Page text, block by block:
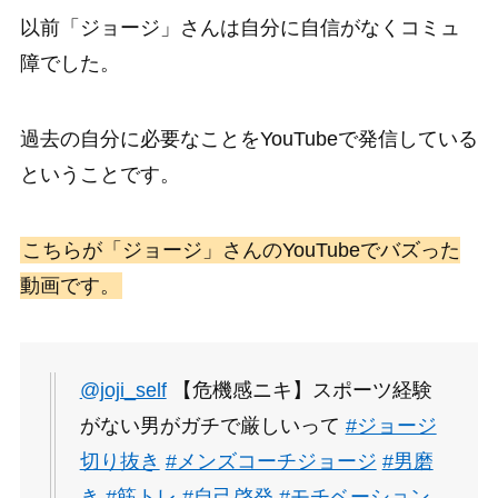
以前「ジョージ」さんは自分に自信がなくコミュ
障でした。
過去の自分に必要なことをYouTubeで発信している
ということです。
こちらが「ジョージ」さんのYouTubeでバズった
動画です。
@joji_self【危機感ニキ】スポーツ経験
がない男がガチで厳しいって #ジョージ
切り抜き #メンズコーチジョージ #男磨